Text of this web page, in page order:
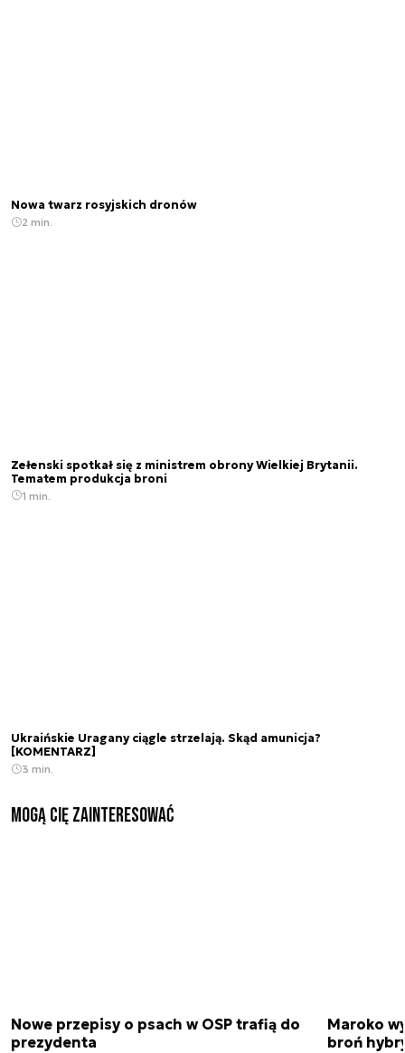
Nowa twarz rosyjskich dronów
2 min.
Zełenski spotkał się z ministrem obrony Wielkiej Brytanii.
Tematem produkcja broni
1 min.
Ukraińskie Uragany ciągle strzelają. Skąd amunicja?
[KOMENTARZ]
3 min.
Mogą Cię zainteresować
Nowe przepisy o psach w OSP trafią do
prezydenta
Maroko
broń